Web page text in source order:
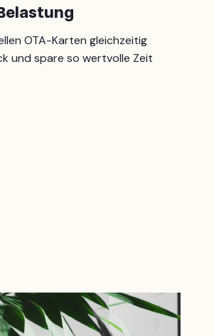
OTA-Karten gleichzeitig
und spare so wertvolle Zeit